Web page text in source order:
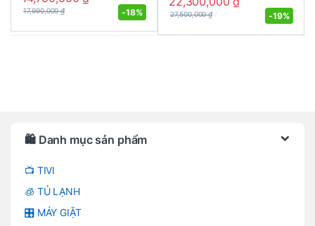
17,990,000₫ -18% 27,500,000₫ -19%
🛍️ Danh mục sản phẩm
📺 TIVI
🧊 TỦ LẠNH
🎛️ MÁY GIẶT